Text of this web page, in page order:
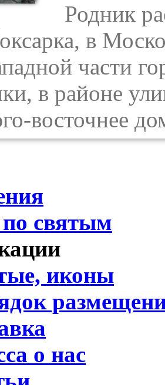
Родник
в
части
в районе
восточнее
святым
иконы
о нас